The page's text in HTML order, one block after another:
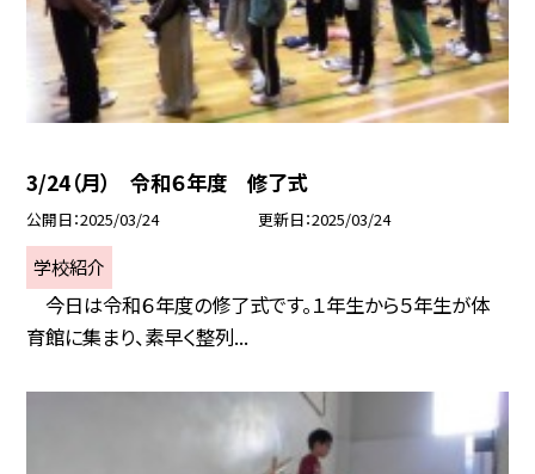
3/24（月） 令和６年度 修了式
公開日 2025/03/24 更新日 2025/03/24
学校紹介
今日は令和６年度の修了式です。１年生から５年生が体
育館に集まり、素早く整列...